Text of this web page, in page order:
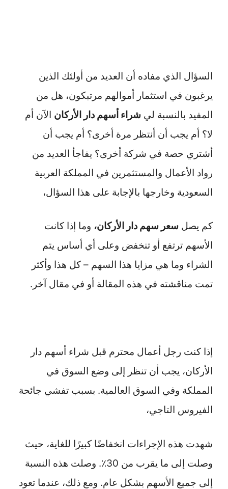
السؤال الذي مفاده أن العديد من أولئك الذين
يرغبون في استثمار أموالهم مرتبكون، هل من
المفيد بالنسبة لي شراء أسهم دار الأركان الآن أم
لا؟ أم يجب أن أنتظر مرة أخرى؟ أم يجب أن
أشتري حصة في شركة أخرى؟ يفاجأ العديد من
رواد الأعمال والمستثمرين في المملكة العربية
السعودية وخارجها بالإجابة على هذا السؤال،
كم يصل سعر سهم دار الأركان، وما إذا كانت
الأسهم ترتفع أو تنخفض وعلى أي أساس يتم
الشراء وما هي مزايا هذا السهم – كل هذا وأكثر
تمت مناقشته في هذه المقالة أو في مقال آخر.
إذا كنت رجل أعمال محترم قبل شراء أسهم دار
الأركان، يجب أن تنظر إلى وضع السوق في
المملكة وفي السوق العالمية. بسبب تفشي جائحة
الفيروس التاجي،
شهدت هذه الإجراءات انخفاضًا كبيرًا للغاية، حيث
وصلت إلى ما يقرب من 30٪. وصلت هذه النسبة
إلى جميع الأسهم بشكل عام. ومع ذلك، عندما تعود